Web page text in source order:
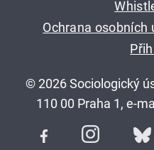
Ochrana osobních
© 2026 Sociologický
110 00 Praha 1, e-